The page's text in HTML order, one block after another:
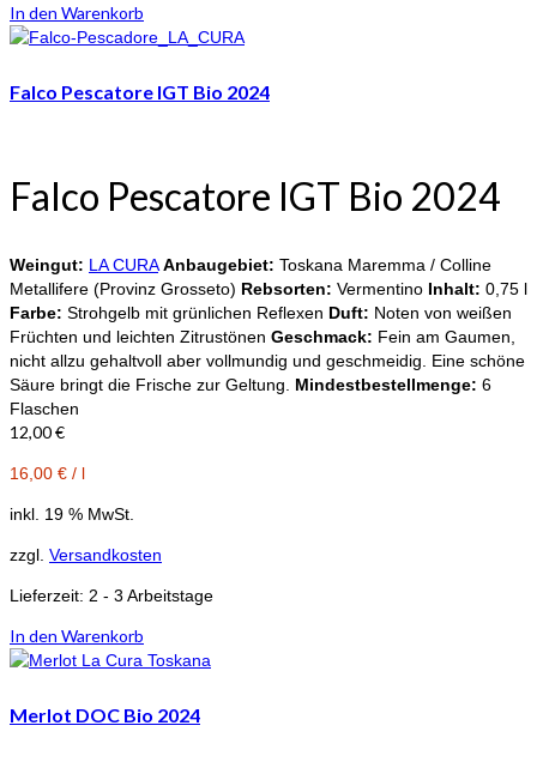
In den Warenkorb
Falco Pescatore IGT Bio 2024
Falco Pescatore IGT Bio 2024
Weingut: LA CURA Anbaugebiet: Toskana Maremma / Colline
Metallifere (Provinz Grosseto) Rebsorten: Vermentino Inhalt: 0,75 l
Farbe: Strohgelb mit grünlichen Reflexen Duft: Noten von weißen
Früchten und leichten Zitrustönen Geschmack: Fein am Gaumen,
nicht allzu gehaltvoll aber vollmundig und geschmeidig. Eine schöne
Säure bringt die Frische zur Geltung. Mindestbestellmenge: 6
Flaschen
12,00€
16,00 € / l
inkl. 19 % MwSt.
zzgl. Versandkosten
Lieferzeit: 2 - 3 Arbeitstage
In den Warenkorb
Merlot DOC Bio 2024